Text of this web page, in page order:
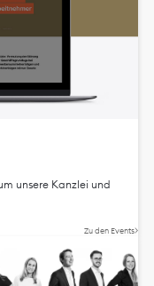
unsere Kanzlei und
Zu den Events